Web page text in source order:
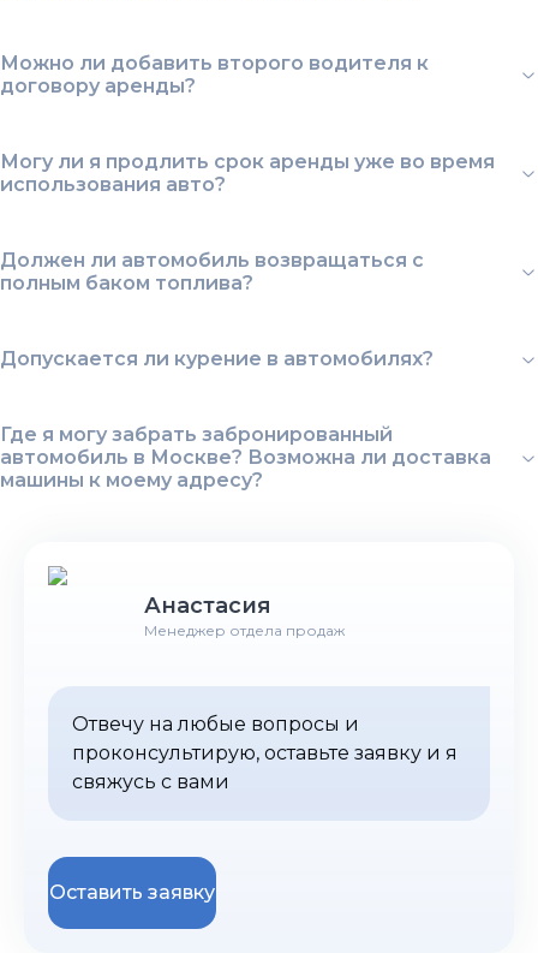
Можно ли добавить второго водителя к
договору аренды?
Могу ли я продлить срок аренды уже во время
использования авто?
Должен ли автомобиль возвращаться с
полным баком топлива?
Допускается ли курение в автомобилях?
Где я могу забрать забронированный
автомобиль в Москве? Возможна ли доставка
машины к моему адресу?
Анастасия
Менеджер отдела продаж
Отвечу на любые вопросы и
проконсультирую, оставьте заявку и я
свяжусь с вами
Оставить заявку